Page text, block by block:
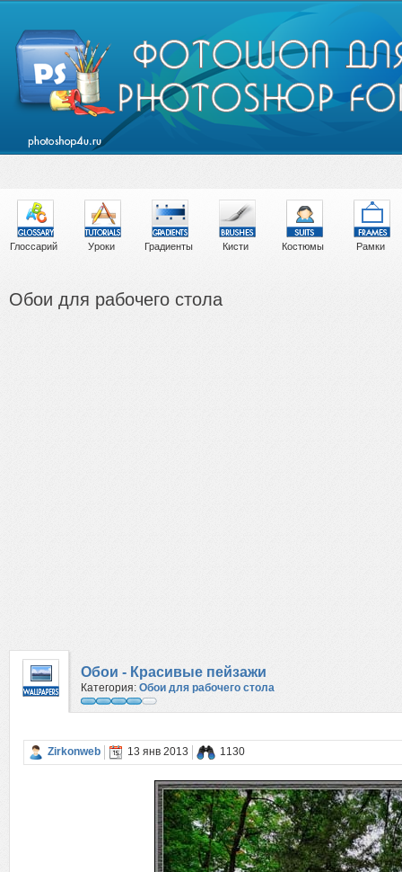
Глоссарий Уроки Градиенты Кисти Костюмы Рамки
Обои для рабочего стола
Обои - Красивые пейзажи
Категория: Обои для рабочего стола
Zirkonweb 13 янв 2013 1130